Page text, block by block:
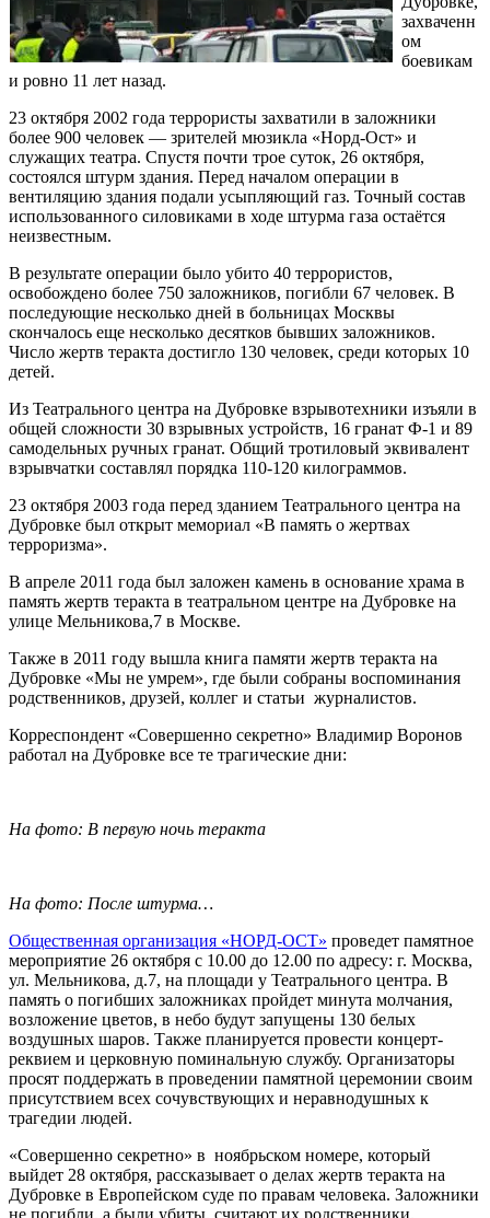
захваченн
ом
боевикам
и ровно 11 лет назад.
23 октября 2002 года террористы захватили в заложники
более 900 человек — зрителей мюзикла «Норд-Ост» и
служащих театра. Спустя почти трое суток, 26 октября,
состоялся штурм здания. Перед началом операции в
вентиляцию здания подали усыпляющий газ. Точный состав
использованного силовиками в ходе штурма газа остаётся
неизвестным.
В результате операции было убито 40 террористов,
освобождено более 750 заложников, погибли 67 человек. В
последующие несколько дней в больницах Москвы
скончалось еще несколько десятков бывших заложников.
Число жертв теракта достигло 130 человек, среди которых 10
детей.
Из Театрального центра на Дубровке взрывотехники изъяли в
общей сложности 30 взрывных устройств, 16 гранат Ф-1 и 89
самодельных ручных гранат. Общий тротиловый эквивалент
взрывчатки составлял порядка 110-120 килограммов.
23 октября 2003 года перед зданием Театрального центра на
Дубровке был открыт мемориал «В память о жертвах
терроризма».
В апреле 2011 года был заложен камень в основание храма в
память жертв теракта в театральном центре на Дубровке на
улице Мельникова,7 в Москве.
Также в 2011 году вышла книга памяти жертв теракта на
Дубровке «Мы не умрем», где были собраны воспоминания
родственников, друзей, коллег и статьи журналистов.
Корреспондент «Совершенно секретно» Владимир Воронов
работал на Дубровке все те трагические дни:
На фото: В первую ночь теракта
На фото: После штурма…
Общественная организация «НОРД-ОСТ» проведет памятное
мероприятие 26 октября с 10.00 до 12.00 по адресу: г. Москва,
ул. Мельникова, д.7, на площади у Театрального центра. В
память о погибших заложниках пройдет минута молчания,
возложение цветов, в небо будут запущены 130 белых
воздушных шаров. Также планируется провести концерт-
реквием и церковную поминальную службу. Организаторы
просят поддержать в проведении памятной церемонии своим
присутствием всех сочувствующих и неравнодушных к
трагедии людей.
«Совершенно секретно» в ноябрьском номере, который
выйдет 28 октября, рассказывает о делах жертв теракта на
Дубровке в Европейском суде по правам человека. Заложники
не погибли, а были убиты, считают их родственники.